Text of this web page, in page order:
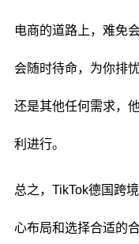
电商的道路上，难免
会随时待命，为你排
还是其他任何需求，
利进行。
总之，TikTok德国跨
心布局和选择合适的